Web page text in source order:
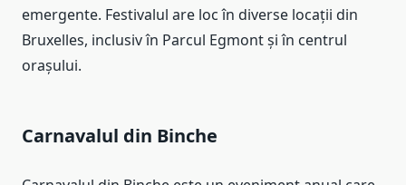
emergente. Festivalul are loc în diverse locații din
Bruxelles, inclusiv în Parcul Egmont și în centrul
orașului.
Carnavalul din Binche